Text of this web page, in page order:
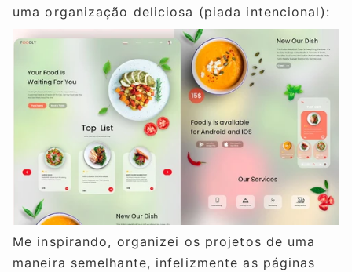
uma organização deliciosa (piada intencional):
Me inspirando, organizei os projetos de uma
maneira semelhante, infelizmente as páginas